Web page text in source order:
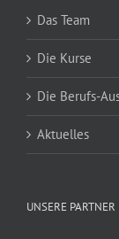
Das Team
Die Kurse
Die Berufs-
Aktuelles
UNSERE PARTNER